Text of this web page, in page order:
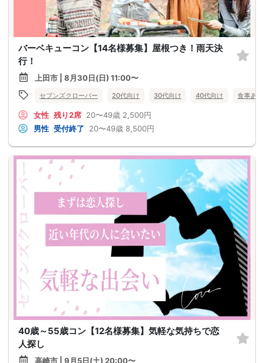
バーベキューコン【14名様募集】屋根つき！雨天決
行！
上田市 | 8月30日(日) 11:00〜
セブンズクローバー 20代向け 30代向け 40代向け 食事あり
女性 残り2席 20〜49歳 2,500円
男性 受付終了 20〜49歳 8,500円
40歳～55歳コン【12名様募集】気軽な気持ちで恋
人探し
高崎市 | 9月5日(土) 20:00〜